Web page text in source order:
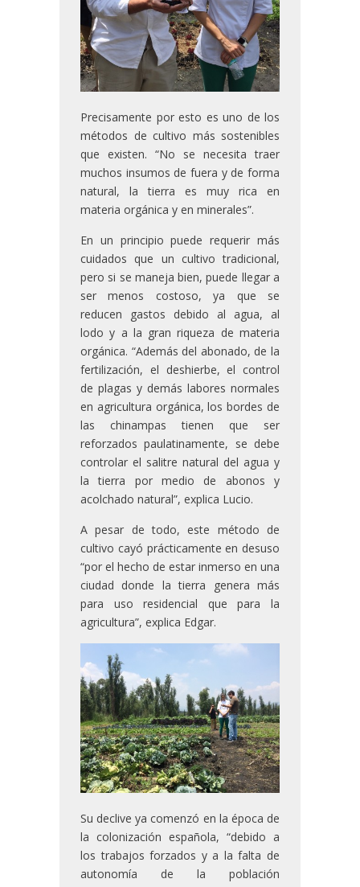
Precisamente por esto es uno de los
métodos de cultivo más sostenibles
que existen. “No se necesita traer
muchos insumos de fuera y de forma
natural, la tierra es muy rica en
materia orgánica y en minerales”.
En un principio puede requerir más
cuidados que un cultivo tradicional,
pero si se maneja bien, puede llegar a
ser menos costoso, ya que se
reducen gastos debido al agua, al
lodo y a la gran riqueza de materia
orgánica. “Además del abonado, de la
fertilización, el deshierbe, el control
de plagas y demás labores normales
en agricultura orgánica, los bordes de
las chinampas tienen que ser
reforzados paulatinamente, se debe
controlar el salitre natural del agua y
la tierra por medio de abonos y
acolchado natural”, explica Lucio.
A pesar de todo, este método de
cultivo cayó prácticamente en desuso
“por el hecho de estar inmerso en una
ciudad donde la tierra genera más
para uso residencial que para la
agricultura”, explica Edgar.
Su declive ya comenzó en la época de
la colonización española, “debido a
los trabajos forzados y a la falta de
autonomía de la población